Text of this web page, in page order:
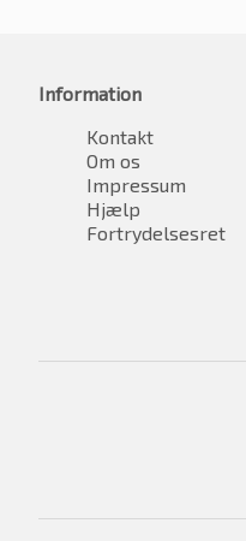
Information
Kontakt
Om os
Impressum
Hjælp
Fortrydelsesret